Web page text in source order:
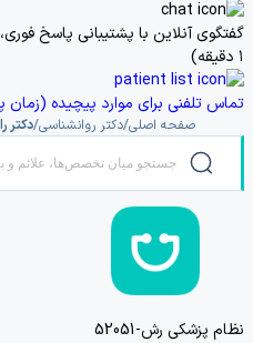
گفتگوی آنلاین با پشتیبانی پاسخ
۱ دقیقه)
تماس تلفنی برای موارد پیچیده (زمان
صفحه اصلی/دکتر روانشناسی/دکتر
نظام پزشکی رش-52051